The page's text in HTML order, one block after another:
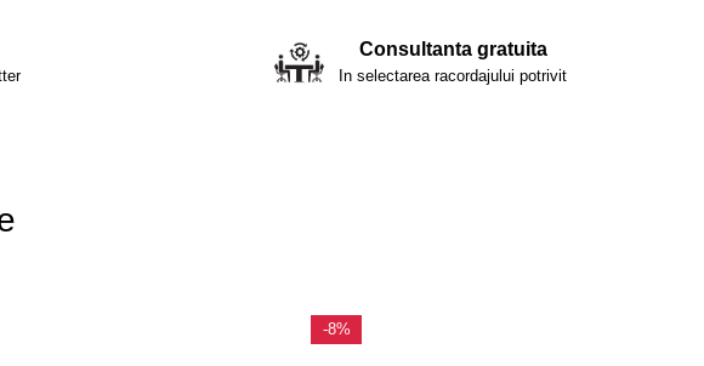
Consultanta gratuita
In selectarea racordajului potrivit
-8%